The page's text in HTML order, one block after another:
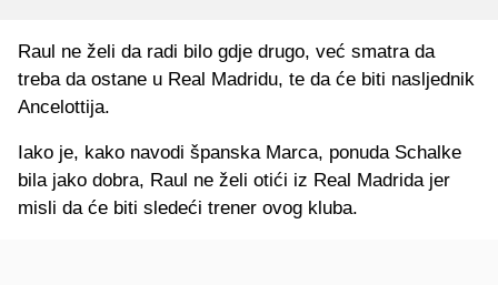
Raul ne želi da radi bilo gdje drugo, već smatra da
treba da ostane u Real Madridu, te da će biti nasljednik
Ancelottija.
Iako je, kako navodi španska Marca, ponuda Schalke
bila jako dobra, Raul ne želi otići iz Real Madrida jer
misli da će biti sledeći trener ovog kluba.